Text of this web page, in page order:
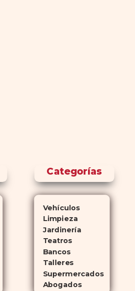
Categorías
Vehículos
Limpieza
Jardinería
Teatros
Bancos
Talleres
Supermercados
Abogados